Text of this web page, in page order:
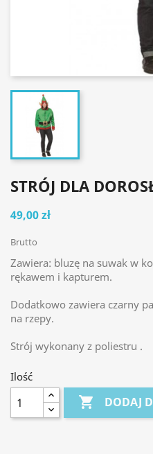
STRÓJ DLA
49,00 zł
Brutto
Zawiera: bluzę na suwak w
rękawem i kapturem.
Dodatkowo zawiera czarny
na rzepy.
Strój wykonany z poliestru .
Ilość
 DODAJ